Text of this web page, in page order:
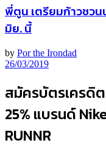
พี่ตูน เตรียมก้าวชวน
มิย. นี้
by Por the Irondad
26/03/2019
สมัครบัตรเครดิ
25% แบรนด์
RUNNR